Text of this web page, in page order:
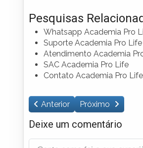
Pesquisas
Whatsapp Academia Pro
Suporte Academia Pro Life
Atendimento Academia
SAC Academia Pro Life
Contato Academia Pro Life
Anterior Próximo
Deixe um comentário